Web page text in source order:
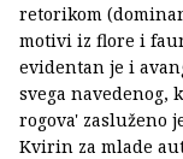
retorikom
motivi iz flore i
evidentan je i
svega navedenog,
rogova' zasluženo
Kvirin za mlade